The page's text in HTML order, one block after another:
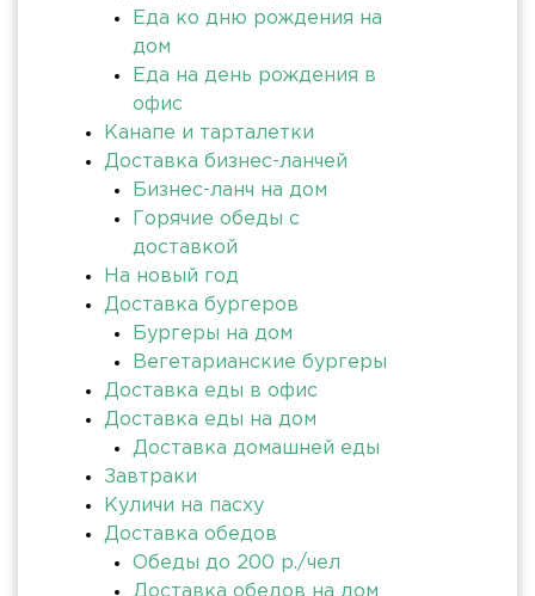
Еда ко дню рождения на
дом
Еда на день рождения в
офис
Канапе и тарталетки
Доставка бизнес-ланчей
Бизнес-ланч на дом
Горячие обеды с
доставкой
На новый год
Доставка бургеров
Бургеры на дом
Вегетарианские бургеры
Доставка еды в офис
Доставка еды на дом
Доставка домашней еды
Завтраки
Куличи на пасху
Доставка обедов
Обеды до 200 р./чел
Доставка обедов на дом